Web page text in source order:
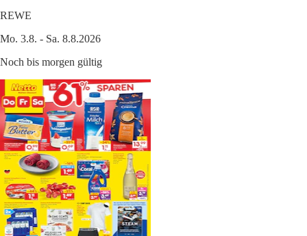
REWE
Mo. 3.8. - Sa. 8.8.2026
Noch bis morgen gültig